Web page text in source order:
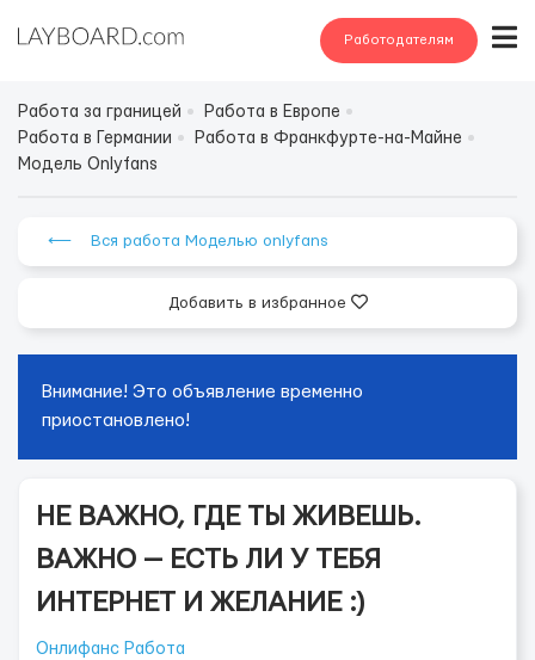
Работодателям
Работа за границей
Работа в Европе
Работа в Германии
Работа в Франкфурте-на-Майне
Модель Onlyfans
⟵ Вся работа Моделью onlyfans
Добавить в избранное
Внимание! Это объявление временно
приостановлено!
НЕ ВАЖНО, ГДЕ ТЫ ЖИВЕШЬ.
ВАЖНО — ЕСТЬ ЛИ У ТЕБЯ
ИНТЕРНЕТ И ЖЕЛАНИЕ :)
Онлифанс Работа